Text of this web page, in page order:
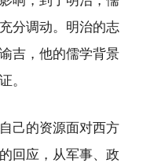
分调动。明治的志
吉，他的儒学背景
。
己的资源面对西方
回应，从军事、政